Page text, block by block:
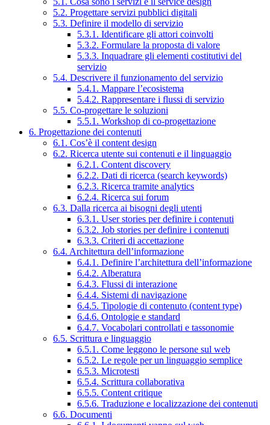
5.2. Progettare servizi pubblici digitali
5.3. Definire il modello di servizio
5.3.1. Identificare gli attori coinvolti
5.3.2. Formulare la proposta di valore
5.3.3. Inquadrare gli elementi costitutivi del
servizio
5.4. Descrivere il funzionamento del servizio
5.4.1. Mappare l’ecosistema
5.4.2. Rappresentare i flussi di servizio
5.5. Co-progettare le soluzioni
5.5.1. Workshop di co-progettazione
6. Progettazione dei contenuti
6.1. Cos’è il content design
6.2. Ricerca utente sui contenuti e il linguaggio
6.2.1. Content discovery
6.2.2. Dati di ricerca (search keywords)
6.2.3. Ricerca tramite analytics
6.2.4. Ricerca sui forum
6.3. Dalla ricerca ai bisogni degli utenti
6.3.1. User stories per definire i contenuti
6.3.2. Job stories per definire i contenuti
6.3.3. Criteri di accettazione
6.4. Architettura dell’informazione
6.4.1. Definire l’architettura dell’informazione
6.4.2. Alberatura
6.4.3. Flussi di interazione
6.4.4. Sistemi di navigazione
6.4.5. Tipologie di contenuto (content type)
6.4.6. Ontologie e standard
6.4.7. Vocabolari controllati e tassonomie
6.5. Scrittura e linguaggio
6.5.1. Come leggono le persone sul web
6.5.2. Le regole per un linguaggio semplice
6.5.3. Microtesti
6.5.4. Scrittura collaborativa
6.5.5. Content critique
6.5.6. Traduzione e localizzazione dei contenuti
6.6. Documenti